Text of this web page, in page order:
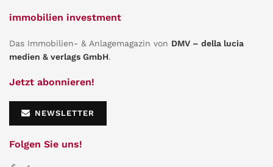
immobilien investment
Das Immobilien- & Anlagemagazin von DMV – della lucia
medien & verlags GmbH.
Jetzt abonnieren!
NEWSLETTER
Folgen Sie uns!